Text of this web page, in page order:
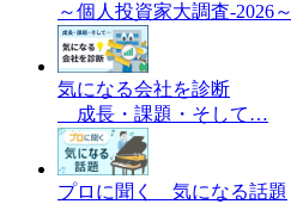
～個人投資家大調査-2026～
気になる会社を診断
成長・課題・そして…
プロに聞く 気になる話題